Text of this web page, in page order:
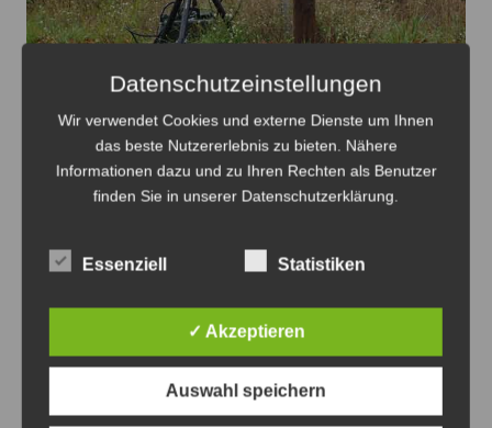
Blitzertermine in der 33.KW im Ostkreis - Foto: JPH
Blitzertermine im Ostkreis in der 33. KW
7. August 2026 0
Datenschutzeinstellungen
Wir verwendet Cookies und externe Dienste um Ihnen
das beste Nutzererlebnis zu bieten. Nähere
Informationen dazu und zu Ihren Rechten als Benutzer
finden Sie in unserer Datenschutzerklärung.
Essenziell Statistiken
✓ Akzeptieren
Auswahl speichern